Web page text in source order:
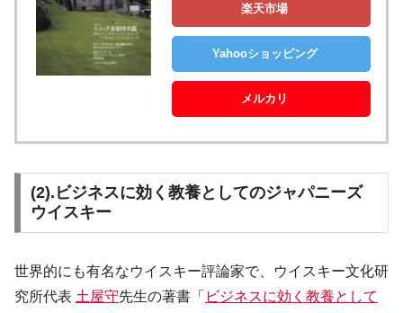
楽天市場
Yahooショッピング
メルカリ
(2).ビジネスに効く教養としてのジャパニーズ
ウイスキー
世界的にも有名なウイスキー評論家で、ウイスキー文化研
究所代表 土屋守先生の著書「 ビジネスに効く教養として